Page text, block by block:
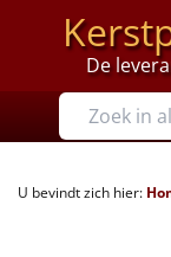
De
Prijzen
Tot €25
€25 tot €35
U bevindt zich hier: